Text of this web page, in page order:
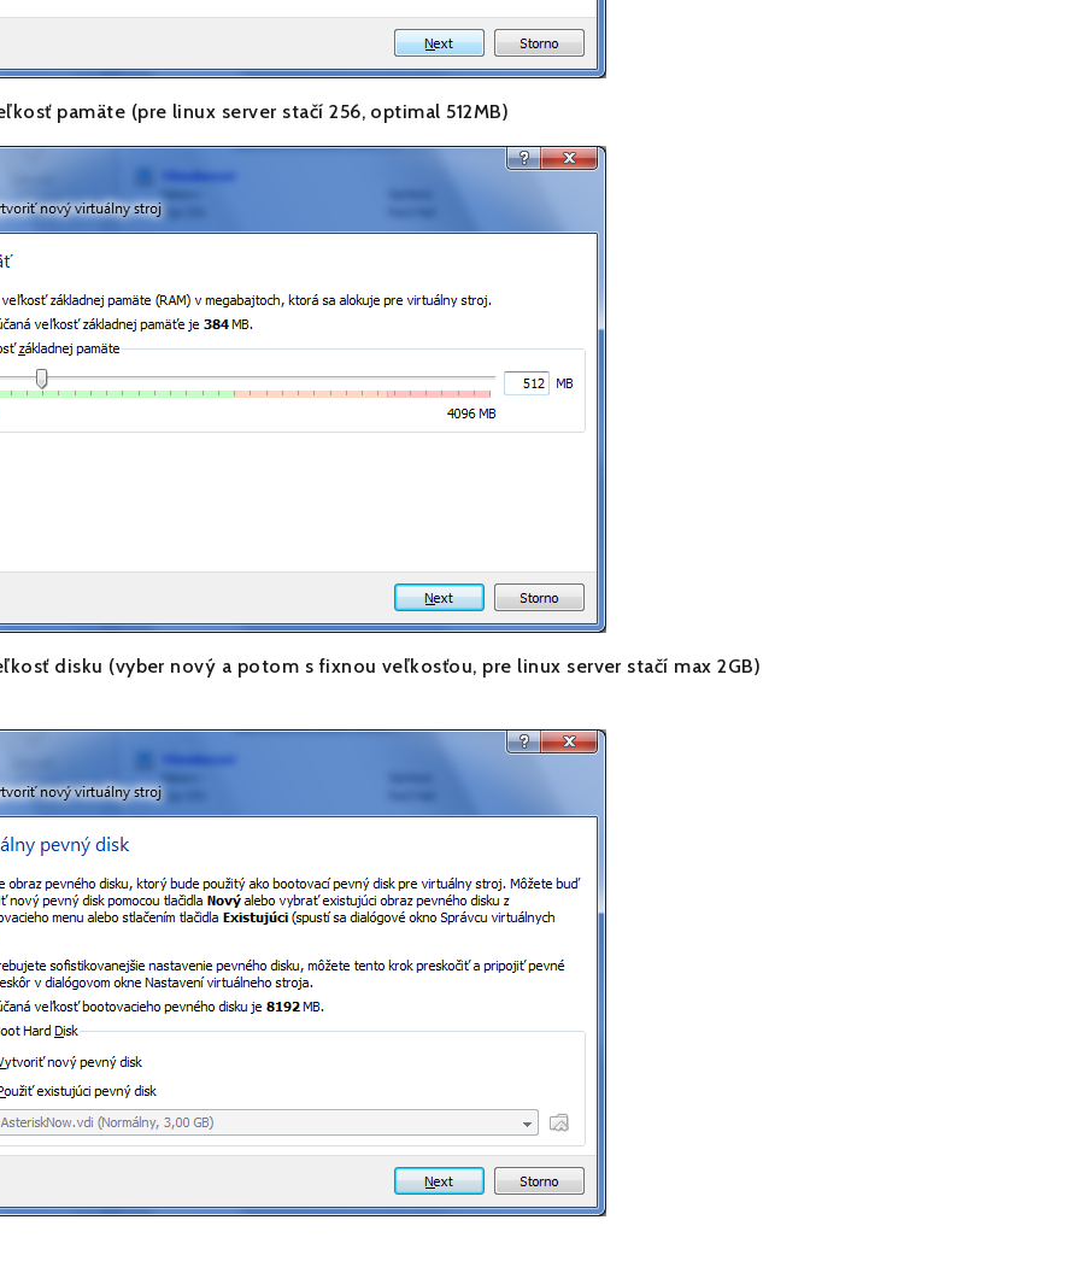
pamäte (pre linux server stačí 256, optimal 512MB)
disku (vyber nový a potom s fixnou veľkosťou, pre linux server stačí max 2GB)